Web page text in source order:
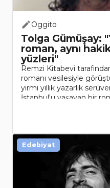
Oggito
Tolga Gümüşay:
roman, aynı
yüzleri"
Remzi Kitabevi
romanı vesilesiyle
yirmi yıllık yazarlık
İstanbul'u yaşayan bir
Edebiyat